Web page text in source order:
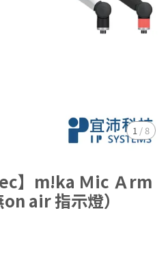
1 /8
】m!ka Ｍic Ａrm
air 指示燈）